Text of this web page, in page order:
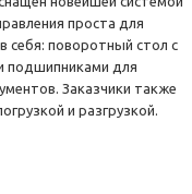
проста для
себя: поворотный стол с
подшипниками для
Заказчики также
и разгрузкой.